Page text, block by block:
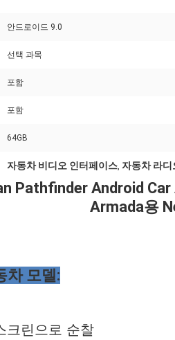
안드로이드 9.0
선택 과목
포함
포함
64GB
자동차 비디오 인터페이스, 자동차 라
Pathfinder Android
Armada용
차 모델:
크린으로 순찰